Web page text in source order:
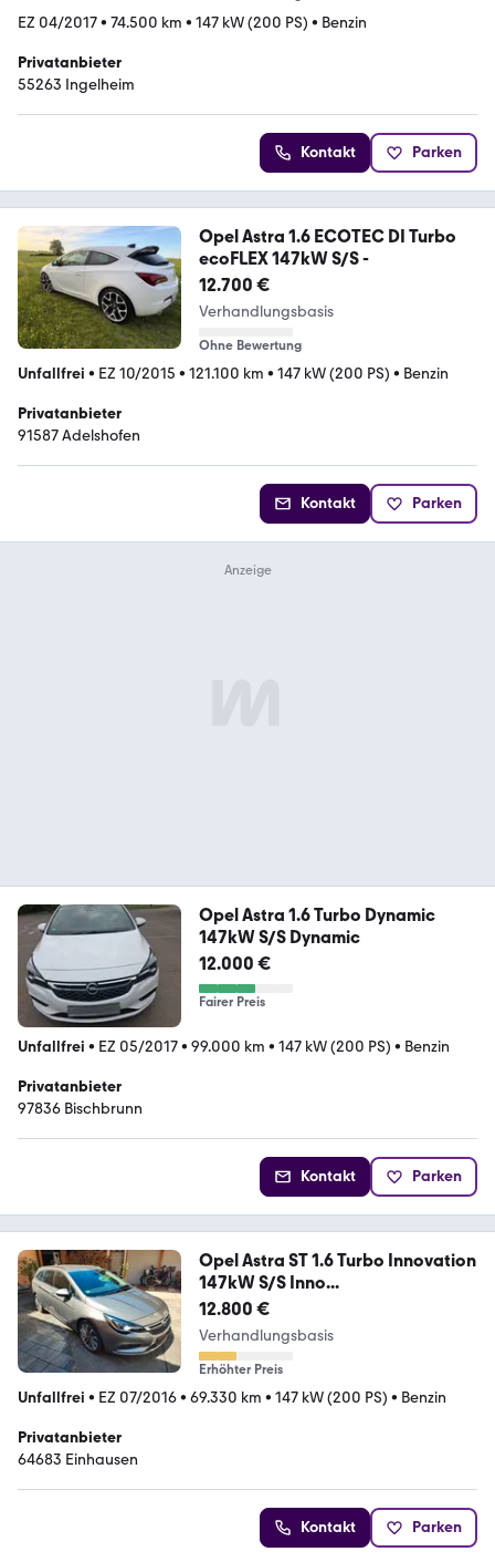
EZ 04/2017• 74.500 km • 147 kW (200 PS) • Benzin
Privatanbieter
55263 Ingelheim
Kontakt Parken
Opel Astra 1.6 ECOTEC DI Turbo
ecoFLEX 147kW S/S -
12.700 €
Verhandlungsbasis
Ohne Bewertung
Unfallfrei • EZ 10/2015 • 121.100 km • 147 kW (200 PS) • Benzin
Privatanbieter
91587 Adelshofen
Kontakt Parken
Opel Astra 1.6 Turbo Dynamic
147kW S/S Dynamic
12.000 €
Fairer Preis
Unfallfrei • EZ 05/2017• 99.000 km • 147 kW (200 PS) • Benzin
Privatanbieter
97836 Bischbrunn
Kontakt Parken
Opel Astra ST 1.6 Turbo Innovation
147kW S/S Inno...
12.800 €
Verhandlungsbasis
Erhöhter Preis
Unfallfrei • EZ 07/2016• 69.330 km • 147 kW (200 PS) • Benzin
Privatanbieter
64683 Einhausen
Kontakt Parken